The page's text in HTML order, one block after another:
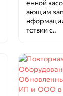
енной
ающим
тствии с..